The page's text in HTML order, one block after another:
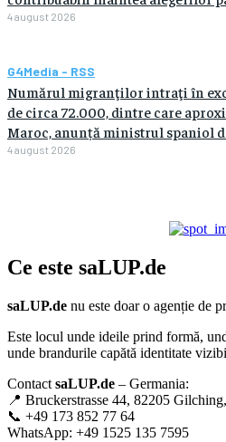
4 august 2026
G4Media - RSS
Numărul migranţilor intraţi în
de circa 72.000, dintre care
Maroc, anunță ministrul spaniol
4 august 2026
Ce este saLUP.de
saLUP.de nu este doar o agenție de
Este locul unde ideile prind formă,
unde brandurile capătă identitate
Contact saLUP.de – Germania:
📍 Bruckerstrasse 44, 82205
📞 +49 173 852 77 64
WhatsApp: +49 1525 135 7595